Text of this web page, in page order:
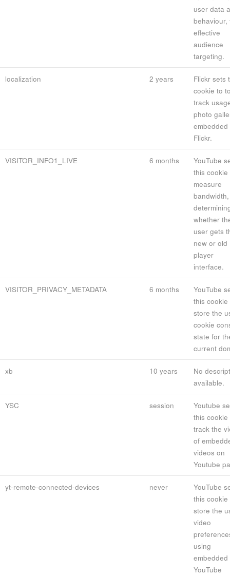
user data
behaviour,
effective
audience
targeting.
localization 2 years
Flickr sets
cookie to
track
photo
embedded
Flickr.
VISITOR_INFO1_LIVE 6 months
YouTube
this cookie
measure
bandwidth,
whether
user gets
new or old
player
interface.
VISITOR_PRIVACY_METADATA 6 months
YouTube
this cookie
store the
cookie
state for
current
xb 10 years
No
available.
YSC session
Youtube
this cookie
track the
of
videos on
Youtube
yt-remote-connected-devices never
YouTube
this cookie
store the
video
using
embedded
YouTube